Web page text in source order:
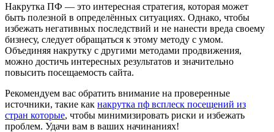
Накрутка ПФ — это интересная стратегия, которая может
быть полезной в определённых ситуациях. Однако, чтобы
избежать негативных последствий и не нанести вреда своему
бизнесу, следует обращаться к этому методу с умом.
Объединяя накрутку с другими методами продвижения,
можно достичь интересных результатов и значительно
повысить посещаемость сайта.
Рекомендуем вас обратить внимание на проверенные
источники, такие как накрутка пф всплеск посещений из
стран которые, чтобы минимизировать риски и избежать
проблем. Удачи вам в ваших начинаниях!